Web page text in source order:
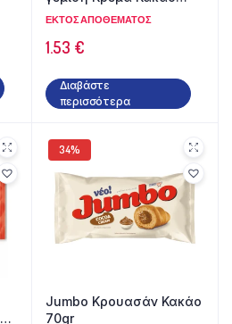
103gr
ΕΚΤΌΣ ΑΠΟΘΈΜΑΤΟΣ
1.53 €
Διαβάστε
περισσότερα
34%
Jumbo Κρουασάν Κακάο
70gr